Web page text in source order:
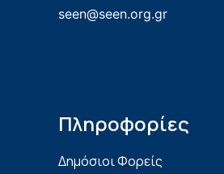
seen@seen.org.gr
Πληροφορίες
Δημόσιοι Φορείς